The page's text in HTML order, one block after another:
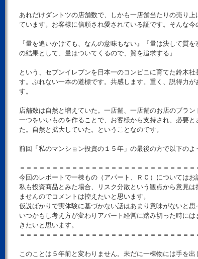
あれだけダントツの店舗数で、しかも一店舗当たりの売り
ています。お客様に信頼され愛されている証です。そんな今
『量を追いかけても、なんの意味もない』『量は決して質
の結果として、量はついてくるので、質を追求する』
という、セブンイレブンを日本一のコンビニに育てた鈴木社
す。ぶれない一本の道標です。共感します。重く、説得力が
す。
店舗数は自然と増えていた。一店舗、一店舗のお店のブラ
一つをいいものを作ることで、お客様から支持され、必要
た。自然と拡大していた。ということなのです。
前回「私のマンション投資の１５年」の最後の方で以下のよ
＝＝＝＝＝＝＝＝＝＝＝＝＝＝＝＝＝＝＝＝＝＝＝＝＝＝
今回のレポートで一棟もの（アパート、ＲＣ）についてはお
私も投資商品とみた場合、リスク分散という観点から意見は
ませんのでコメントは控えたいと思います。
仮説ばかりで実体験に基づかない話はあまり意味がないと思
いつかもし考え方が変わりアパート経営に踏み切った時に
きたいと思います。
＝＝＝＝＝＝＝＝＝＝＝＝＝＝＝＝＝＝＝＝＝＝＝＝＝＝
このことは５年前と変わりません。未だに一棟物には手を出